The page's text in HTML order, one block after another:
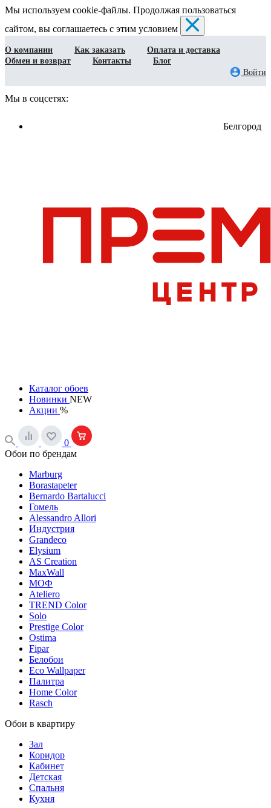
Мы используем cookie-файлы. Продолжая пользоваться
сайтом, вы соглашаетесь с этим условием
О компании Как заказать
Оплата и доставка
Обмен и возврат
Контакты
Блог
Войти
Мы в соцсетях:
Белгород
Каталог обоев
Новинки NEW
Акции %
0
Обои по брендам
Marburg
Borastapeter
Bernardo Bartalucci
Гомель
Alessandro Allori
Индустрия
Grandeco
Elysium
AS Creation
MaxWall
МОФ
Ateliero
TREND Color
Solo
Prestige Color
Ostima
Fipar
Белобои
Eco Wallpaper
Палитра
Home Color
Rasch
Обои в квартиру
Зал
Коридор
Кабинет
Детская
Спальня
Кухня